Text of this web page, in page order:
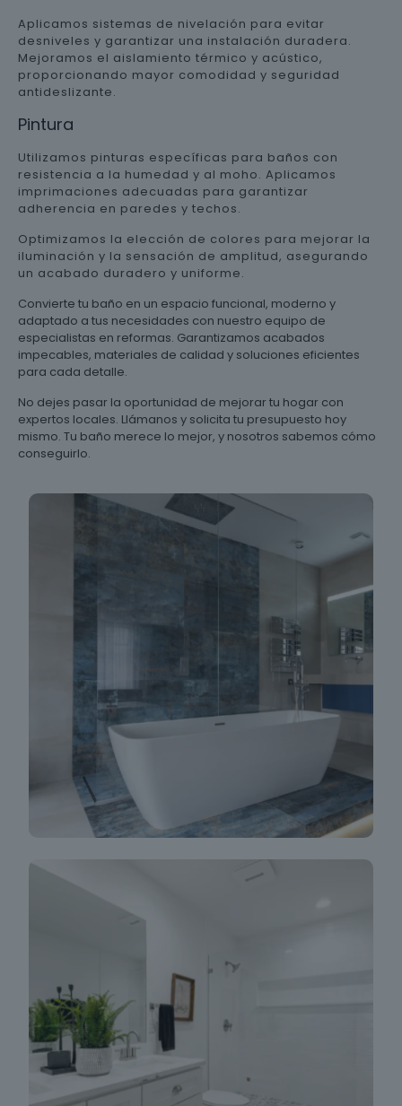
Aplicamos sistemas de nivelación para evitar
desniveles y garantizar una instalación duradera.
Mejoramos el aislamiento térmico y acústico,
proporcionando mayor comodidad y seguridad
antideslizante.
Pintura
Utilizamos pinturas específicas para baños con
resistencia a la humedad y al moho. Aplicamos
imprimaciones adecuadas para garantizar
adherencia en paredes y techos.
Optimizamos la elección de colores para mejorar la
iluminación y la sensación de amplitud, asegurando
un acabado duradero y uniforme.
Convierte tu baño en un espacio funcional, moderno y
adaptado a tus necesidades con nuestro equipo de
especialistas en reformas. Garantizamos acabados
impecables, materiales de calidad y soluciones eficientes
para cada detalle.
No dejes pasar la oportunidad de mejorar tu hogar con
expertos locales. Llámanos y solicita tu presupuesto hoy
mismo. Tu baño merece lo mejor, y nosotros sabemos cómo
conseguirlo.